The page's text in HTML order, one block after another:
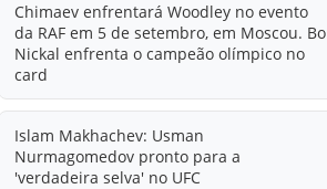
Chimaev enfrentará Woodley no evento
da RAF em 5 de setembro, em Moscou. Bo
Nickal enfrenta o campeão olímpico no
card
Islam Makhachev: Usman
Nurmagomedov pronto para a
'verdadeira selva' no UFC